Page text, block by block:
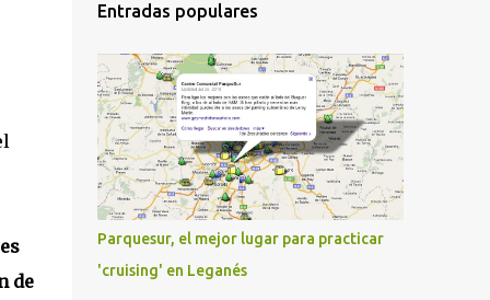
de
Entradas populares
Parquesur, el mejor lugar para practicar
'cruising' en Leganés